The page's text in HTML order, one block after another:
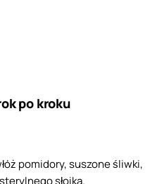
po kroku
pomidory, suszone śliwki,
słoika.